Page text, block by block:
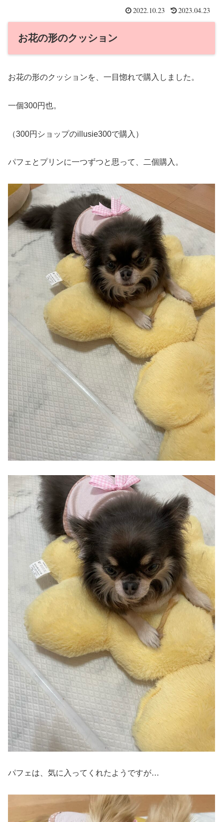
2022.10.23 2023.04.23
お花の形のクッション
お花の形のクッションを、一目惚れで購入しました。
一個300円也。
（300円ショップのillusie300で購入）
パフェとプリンに一つずつと思って、二個購入。
パフェは、気に入ってくれたようですが…